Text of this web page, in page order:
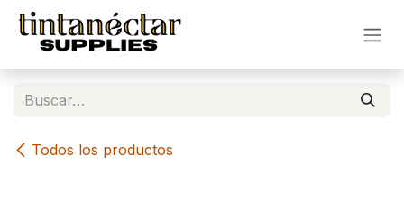
Ir al contenido
Todos los productos